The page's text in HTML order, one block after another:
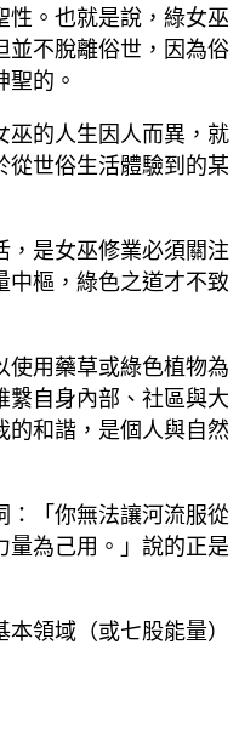
性。也就是說，綠女巫
並不脫離俗世，因為俗
的。
巫的人生因人而異，就
從世俗生活體驗到的某
，是女巫修業必須關注
中樞，綠色之道才不致
使用藥草或綠色植物為
繫自身內部、社區與大
的和諧，是個人與自然
：「你無法讓河流服從
量為己用。」說的正是
領域（或七股能量）